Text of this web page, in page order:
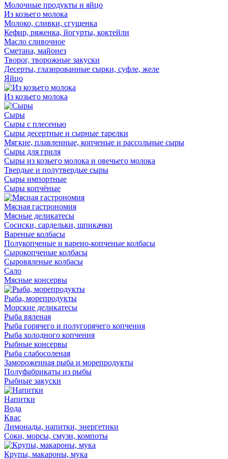
Молочные продукты и яйцо
Из козьего молока
Молоко, сливки, сгущенка
Кефир, ряженка, йогурты, коктейли
Масло сливочное
Сметана, майонез
Творог, творожные закуски
Десерты, глазированные сырки, суфле, желе
Яйцо
Из козьего молока
Сыры
Сыры с плесенью
Сыры десертные и сырные тарелки
Мягкие, плавленные, копченые и рассольные сыры
Сыры для гриля
Сыры из козьего молока и овечьего молока
Твердые и полутвердые сыры
Сыры импортные
Сыры копчёные
Мясная гастрономия
Мясные деликатесы
Сосиски, сардельки, шпикачки
Вареные колбасы
Полукопченые и варено-копченые колбасы
Сырокопченые колбасы
Сыровяленые колбасы
Сало
Мясные консервы
Рыба, морепродукты
Морские деликатесы
Рыба вяленая
Рыба горячего и полугорячего копчения
Рыба холодного копчения
Рыбные консервы
Рыба слабосоленая
Замороженная рыба и морепродукты
Полуфабрикаты из рыбы
Рыбные закуски
Напитки
Вода
Квас
Лимонады, напитки, энергетики
Соки, морсы, смузи, компоты
Крупы, макароны, мука